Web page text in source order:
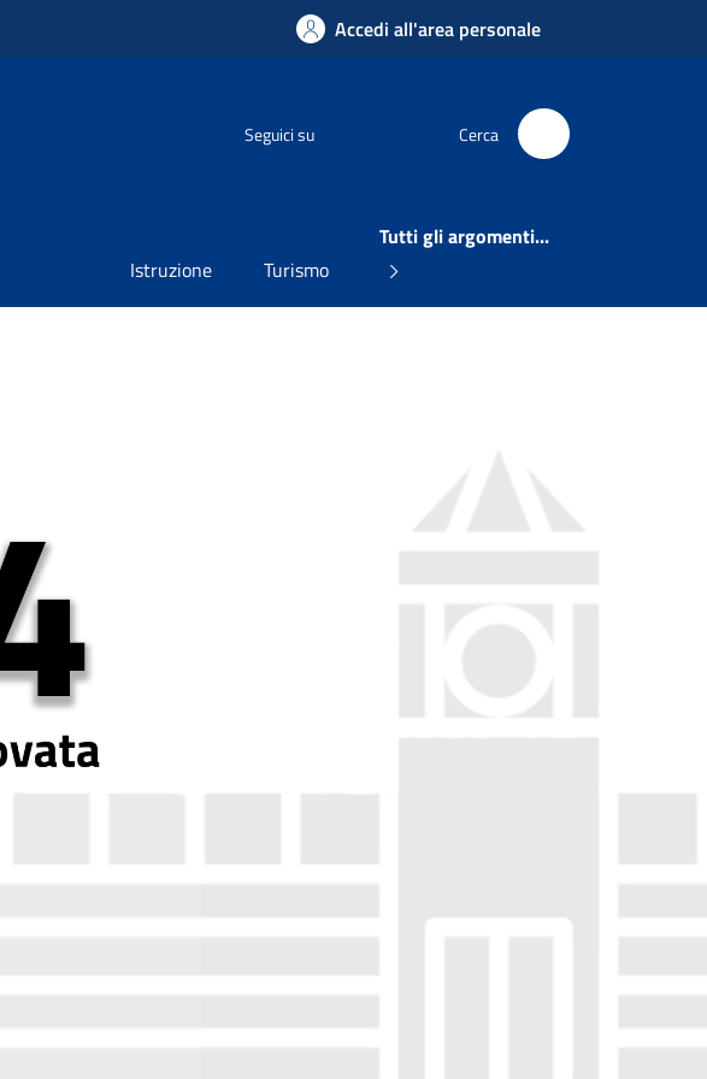
Accedi all'area personale
Seguici su Cerca
Istruzione Turismo
Tutti gli argomenti...